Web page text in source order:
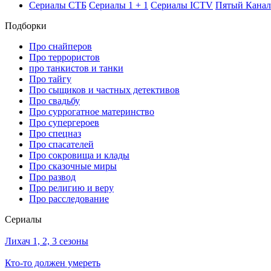
Се­риа­лы СТБ Се­риа­лы 1 + 1 Се­риа­лы ICTV Пя­тый Ка­нал
Подборки
Про снайперов
Про террористов
про танкистов и танки
Про тайгу
Про сыщиков и частных детективов
Про свадьбу
Про суррогатное материнство
Про супергероев
Про спецназ
Про спасателей
Про сокровища и клады
Про сказочные миры
Про развод
Про религию и веру
Про расследование
Се­риа­лы
Лихач 1, 2, 3 сезоны
Кто-то должен умереть